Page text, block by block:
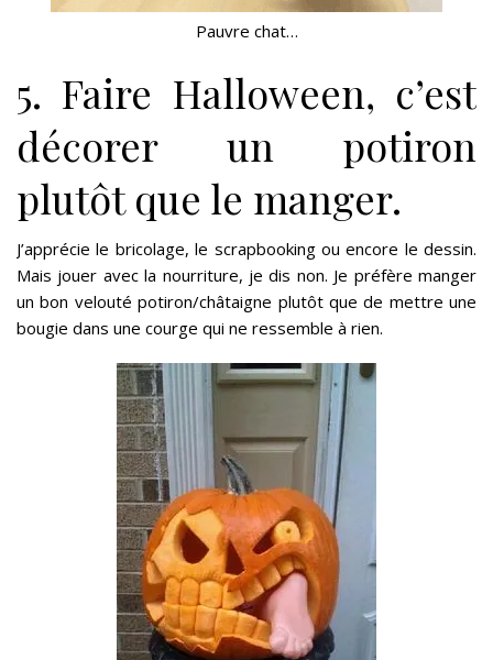
Pauvre chat…
5. Faire Halloween, c’est
décorer un potiron
plutôt que le manger.
J’apprécie le bricolage, le scrapbooking ou encore le dessin.
Mais jouer avec la nourriture, je dis non. Je préfère manger
un bon velouté potiron/châtaigne plutôt que de mettre une
bougie dans une courge qui ne ressemble à rien.